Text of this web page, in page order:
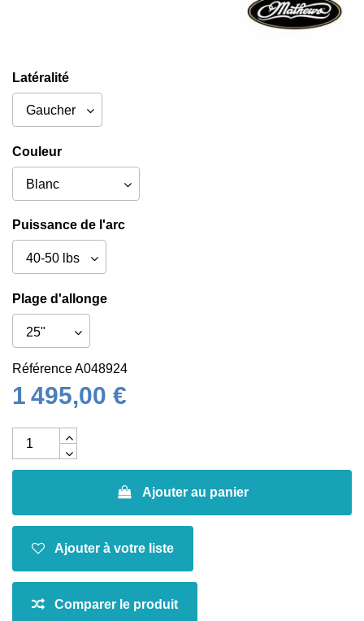
Latéralité
Couleur
Puissance de l'arc
Plage d'allonge
RéférenceA048924
1 495,00 €
Ajouter au panier